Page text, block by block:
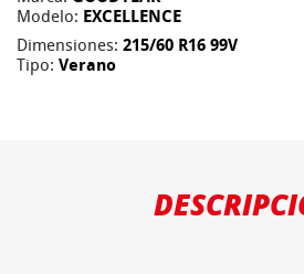
Modelo: EXCELLENCE
Dimensiones: 215/60 R16 99V
Tipo: Verano